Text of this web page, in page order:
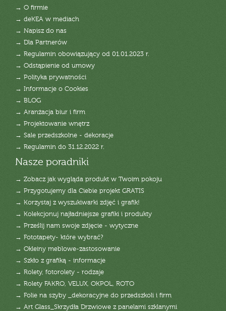
→ O firmie
→ deKEA w mediach
→ Napisz do nas
→ Dla Partnerów
→ Regulamin obowiązujący od 01.01.2023 r.
→ Odstąpienie od umowy
→ Polityka prywatności
→ Informacje o Cookies
→ BLOG
→ Aranżacja biur i firm
→ Projektowanie wnętrz
→ Sale przedszkolne - dekoracje
→ Regulamin do 31.12.2022 r.
Nasze poradniki
→ Zobacz jak wygląda produkt w Twoim pokoju
→ Przygotujemy dla Ciebie projekt GRATIS
→ Korzystaj z wyszukiwarki zdjęć i grafik!
→ Kolekcjonuj najładniejsze grafiki i produkty
→ Prześlij nam swoje zdjęcie - wytyczne
→ Fototapety- które wybrać?
→ Okleiny meblowe-zastosowanie
→ Szkło z grafiką - informacje
→ Rolety, fotorolety - rodzaje
→ Rolety FAKRO, VELUX, OKPOL, ROTO
→ Folie na szyby _dekoracyjne do przedszkoli i firm
→ Art Glass_Skrzydła Drzwiowe z panelami szklanymi